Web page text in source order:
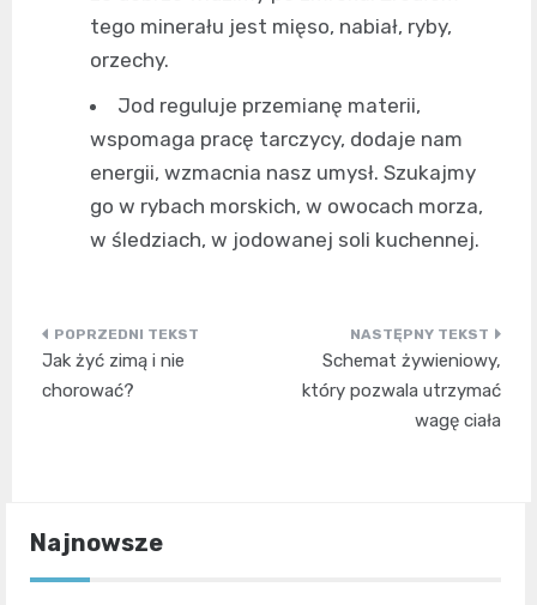
tego minerału jest mięso, nabiał, ryby,
orzechy.
Jod reguluje przemianę materii,
wspomaga pracę tarczycy, dodaje nam
energii, wzmacnia nasz umysł. Szukajmy
go w rybach morskich, w owocach morza,
w śledziach, w jodowanej soli kuchennej.
Nawigacja
wpisu
Jak żyć zimą i nie
chorować?
Schemat żywieniowy,
który pozwala utrzymać
wagę ciała
Najnowsze